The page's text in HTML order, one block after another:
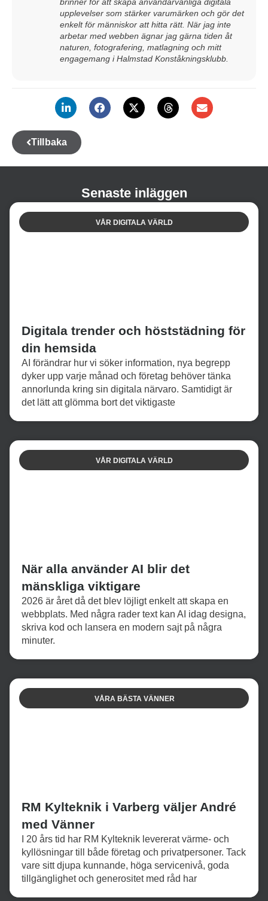
upplevelser som stärker varumärken och gör det
enkelt för människor att hitta rätt. När jag inte
arbetar med webben ägnar jag gärna tiden åt
naturen, fotografering, matlagning och mitt
engagemang i Halmstad Konståkningsklubb.
Tillbaka
Senaste inläggen
VÅR DIGITALA VÄRLD
Digitala trender och höststädning för
din hemsida
AI förändrar hur vi söker information, nya begrepp
dyker upp varje månad och företag behöver tänka
annorlunda kring sin digitala närvaro. Samtidigt är
det lätt att glömma bort det viktigaste
VÅR DIGITALA VÄRLD
När alla använder AI blir det
mänskliga viktigare
2026 är året då det blev löjligt enkelt att skapa en
webbplats. Med några rader text kan AI idag designa,
skriva kod och lansera en modern sajt på några
minuter.
VÅRA BÄSTA VÄNNER
RM Kylteknik i Varberg väljer André
med Vänner
I 20 års tid har RM Kylteknik levererat värme- och
kyllösningar till både företag och privatpersoner. Tack
vare sitt djupa kunnande, höga servicenivå, goda
tillgänglighet och generositet med råd har